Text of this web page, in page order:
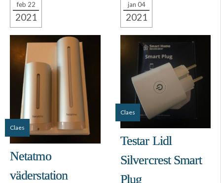
feb 22
2021
Claes
Netatmo
väderstation
jan 04
2021
Claes
Testar Lidl
Silvercrest Smart
Plug